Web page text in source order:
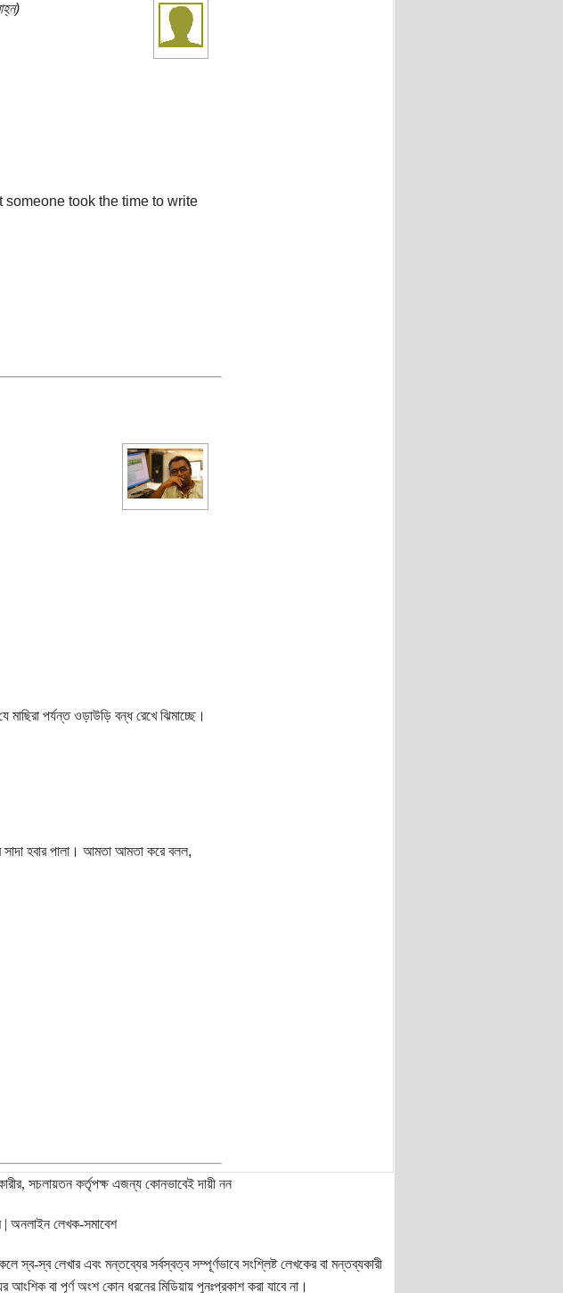
took the time to write
পর্যন্ত ওড়াউড়ি বন্ধ রেখে ঝিমাচ্ছে।
সাদা হবার পালা। আমতা আমতা করে বলল,
সচলায়তন কর্তৃপক্ষ এজন্য কোনভাবেই দায়ী নন
অনলাইন লেখক-সমাবেশ
স্ব-স্ব লেখার এবং মন্তব্যের সর্বস্বত্ব সম্পূর্ণভাবে সংশ্লিষ্ট লেখকের বা মন্তব্যকারী
আংশিক বা পূর্ণ অংশ কোন ধরনের মিডিয়ায় পুনঃপ্রকাশ করা যাবে না।